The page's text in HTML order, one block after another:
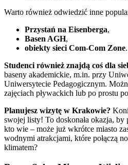
Warto również odwiedzić inne
Przystań na Eisenberga,
Basen AGH,
obiekty sieci Com-Com Zone.
Studenci również znajdą coś dla
baseny akademickie, m.in. przy
Uniwersytecie Pedagogicznym.
zajęciach pływackich lub po prostu
Planujesz wizytę w Krakowie?
swojej listy! To doskonała okazja, by
kto wie – może już wkrótce miasto
wodnymi atrakcjami, które połączą
klimatem?